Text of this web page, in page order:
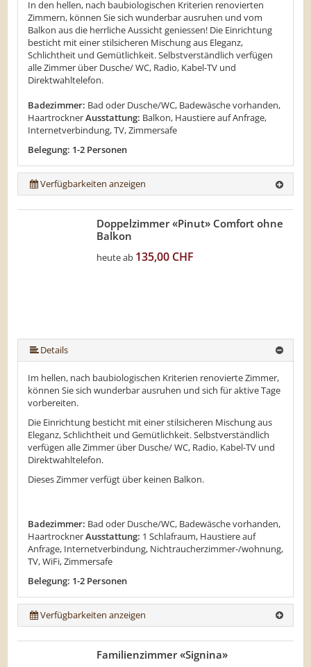
In den hellen, nach baubiologischen Kriterien renovierten
Zimmern, können Sie sich wunderbar ausruhen und vom
Balkon aus die herrliche Aussicht geniessen! Die Einrichtung
besticht mit einer stilsicheren Mischung aus Eleganz,
Schlichtheit und Gemütlichkeit. Selbstverständlich verfügen
alle Zimmer über Dusche/ WC, Radio, Kabel-TV und
Direktwahltelefon.
Badezimmer: Bad oder Dusche/WC, Badewäsche vorhanden,
HaartrocknerAusstattung: Balkon, Haustiere auf Anfrage,
Internetverbindung, TV, Zimmersafe
Belegung: 1-2 Personen
Verfügbarkeiten anzeigen
Doppelzimmer «Pinut» Comfort ohne
Balkon
heute ab 135,00 CHF
Details
Im hellen, nach baubiologischen Kriterien renovierte Zimmer,
können Sie sich wunderbar ausruhen und sich für aktive Tage
vorbereiten.
Die Einrichtung besticht mit einer stilsicheren Mischung aus
Eleganz, Schlichtheit und Gemütlichkeit. Selbstverständlich
verfügen alle Zimmer über Dusche/ WC, Radio, Kabel-TV und
Direktwahltelefon.
Dieses Zimmer verfügt über keinen Balkon.
Badezimmer: Bad oder Dusche/WC, Badewäsche vorhanden,
HaartrocknerAusstattung: 1 Schlafraum, Haustiere auf
Anfrage, Internetverbindung, Nichtraucherzimmer-/wohnung,
TV, WiFi, Zimmersafe
Belegung: 1-2 Personen
Verfügbarkeiten anzeigen
Familienzimmer «Signina»